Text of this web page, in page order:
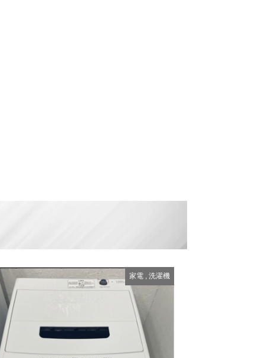
家電 ,洗濯機